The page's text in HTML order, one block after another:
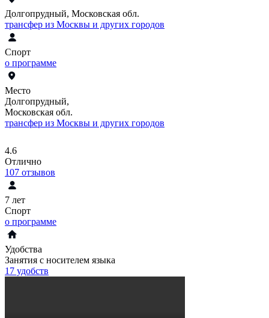
Долгопрудный, Московская обл.
трансфер из Москвы и других городов
Спорт
о программе
Место
Долгопрудный,
Московская обл.
трансфер из Москвы и других городов
4.6
Отлично
107 отзывов
7 лет
Спорт
о программе
Удобства
Занятия с носителем языка
17 удобств